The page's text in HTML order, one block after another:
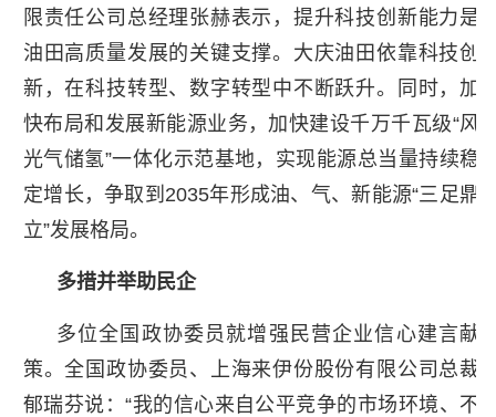
限责任公司总经理张赫表示，提升科技创新能力是
油田高质量发展的关键支撑。大庆油田依靠科技创
新，在科技转型、数字转型中不断跃升。同时，加
快布局和发展新能源业务，加快建设千万千瓦级“风
光气储氢”一体化示范基地，实现能源总当量持续稳
定增长，争取到2035年形成油、气、新能源“三足鼎
立”发展格局。
多措并举助民企
多位全国政协委员就增强民营企业信心建言献
策。全国政协委员、上海来伊份股份有限公司总裁
郁瑞芬说：“我的信心来自公平竞争的市场环境、不